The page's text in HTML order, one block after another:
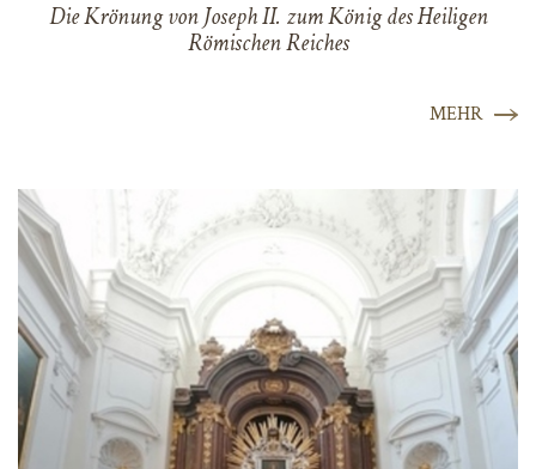
Die Krönung von Joseph II. zum König des Heiligen
Römischen Reiches
MEHR